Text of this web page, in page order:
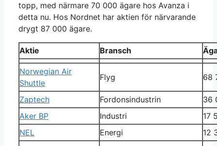
topp, med närmare 70 000 ägare hos Avanza i
detta nu. Hos Nordnet har aktien för närvarande
drygt 87 000 ägare.
Aktie Bransch
Norwegian Air
Shuttle
Flyg 68
Zaptech Fordonsindustrin
36
Aker BP
Industri
17
NEL
Energi
12